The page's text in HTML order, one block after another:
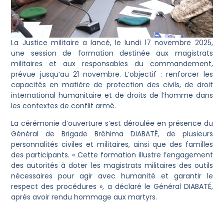
La Justice militaire a lancé, le lundi 17 novembre 2025,
une session de formation destinée aux magistrats
militaires et aux responsables du commandement,
prévue jusqu’au 21 novembre. L’objectif : renforcer les
capacités en matière de protection des civils, de droit
international humanitaire et de droits de l’homme dans
les contextes de conflit armé.
La cérémonie d’ouverture s’est déroulée en présence du
Général de Brigade Bréhima DIABATÉ, de plusieurs
personnalités civiles et militaires, ainsi que des familles
des participants. « Cette formation illustre l’engagement
des autorités à doter les magistrats militaires des outils
nécessaires pour agir avec humanité et garantir le
respect des procédures », a déclaré le Général DIABATÉ,
après avoir rendu hommage aux martyrs.